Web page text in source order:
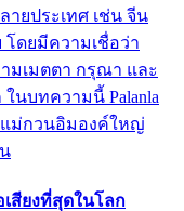
ยประเทศ เช่น จีน
โดยมีความเชื่อว่า
มเมตตา กรุณา และ
นบทความนี้ Palanla
แม่กวนอิมองค์ใหญ่
สียงที่สุดในโลก